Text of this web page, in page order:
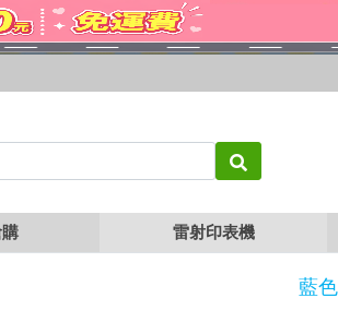
雷射印表機
Color LaserJet Pro M454dn / M454dw / M479dw /
藍色